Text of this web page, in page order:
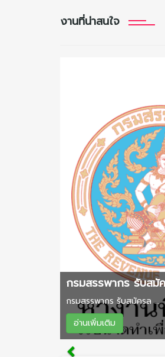
งานที่น่าสนใจ
กรมสรรพากร รับสมั
กรมสรรพากร รับสมัครล ...
อ่านเพิ่มเติม